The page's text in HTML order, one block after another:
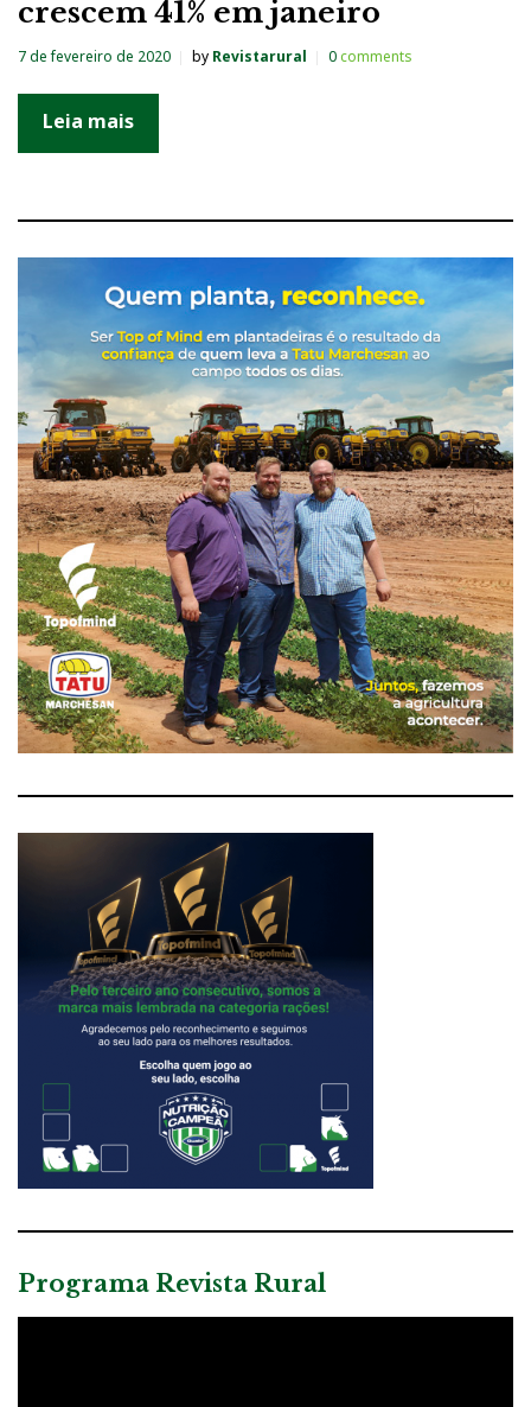
crescem 41% em janeiro
7 de fevereiro de 2020 by Revistarural 0comments
Leia mais
Programa Revista Rural